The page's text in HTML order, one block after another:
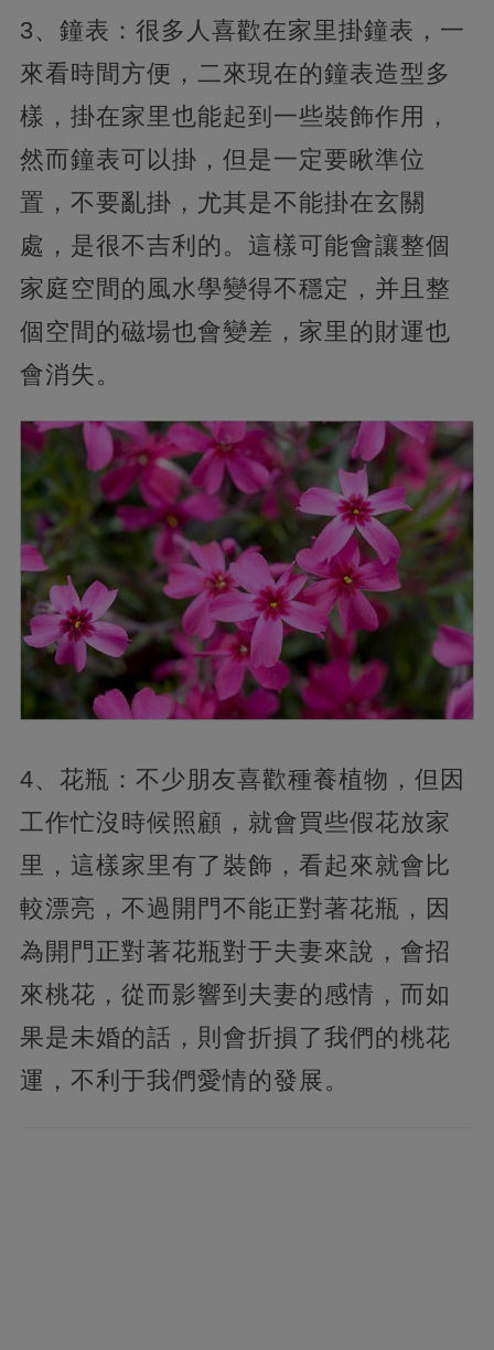
3、鐘表：很多人喜歡在家里掛鐘表，一
來看時間方便，二來現在的鐘表造型多
樣，掛在家里也能起到一些裝飾作用，
然而鐘表可以掛，但是一定要瞅準位
置，不要亂掛，尤其是不能掛在玄關
處，是很不吉利的。這樣可能會讓整個
家庭空間的風水學變得不穩定，并且整
個空間的磁場也會變差，家里的財運也
會消失。
4、花瓶：不少朋友喜歡種養植物，但因
工作忙沒時候照顧，就會買些假花放家
里，這樣家里有了裝飾，看起來就會比
較漂亮，不過開門不能正對著花瓶，因
為開門正對著花瓶對于夫妻來說，會招
來桃花，從而影響到夫妻的感情，而如
果是未婚的話，則會折損了我們的桃花
運，不利于我們愛情的發展。